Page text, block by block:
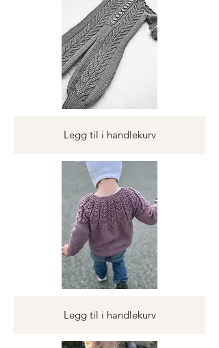
Legg til i handlekurv
Legg til i handlekurv